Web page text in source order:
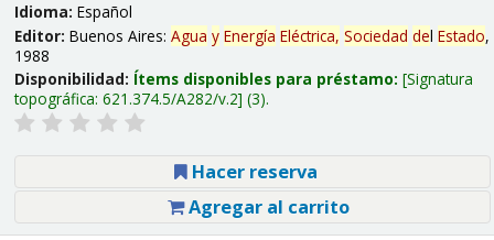
Idioma: Español
Editor: Buenos Aires: Agua y Energía Eléctrica, Sociedad del Estado,
1988
Disponibilidad: Ítems disponibles para préstamo: Signatura
topográfica: 621.374.5/A282/v.2 (3).
Hacer reserva
Agregar al carrito